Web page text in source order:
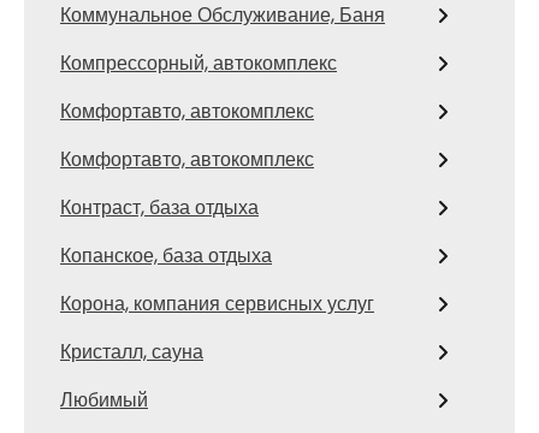
Коммунальное Обслуживание, Баня
Компрессорный, автокомплекс
Комфортавто, автокомплекс
Комфортавто, автокомплекс
Контраст, база отдыха
Копанское, база отдыха
Корона, компания сервисных услуг
Кристалл, сауна
Любимый